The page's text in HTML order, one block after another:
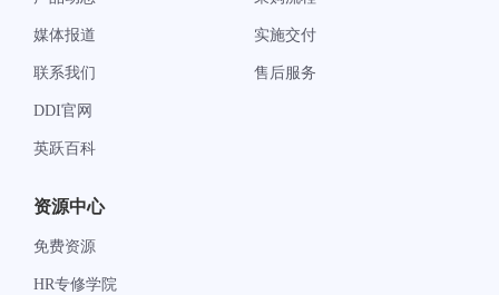
媒体报道
联系我们
DDI官网
英跃百科
实施交付
售后服务
资源中心
免费资源
HR专修学院